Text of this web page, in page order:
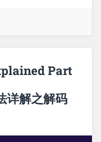
Part
详解之解码